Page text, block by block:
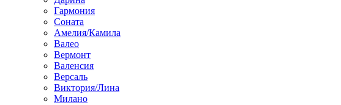
Гармония
Соната
Амелия/Камила
Валео
Вермонт
Валенсия
Версаль
Виктория/Лина
Милано